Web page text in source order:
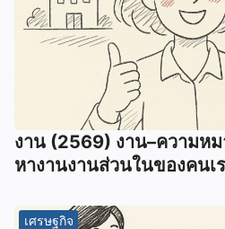
งาน (2569) งาน–ความห
หางานงานส่วนในของคนเ
เศรษฐกิจ